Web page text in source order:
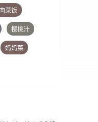
菜饭
樱桃汁
妈妈菜